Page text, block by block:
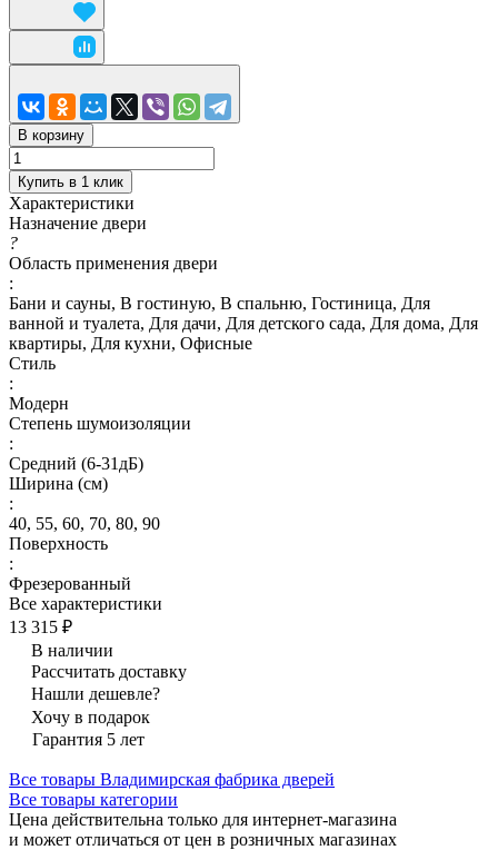
В корзину
Купить в 1 клик
Характеристики
Назначение двери
?
Область применения двери
:
Бани и сауны, В гостиную, В спальню, Гостиница, Для
ванной и туалета, Для дачи, Для детского сада, Для дома, Для
квартиры, Для кухни, Офисные
Стиль
:
Модерн
Степень шумоизоляции
:
Средний (6-31дБ)
Ширина (см)
:
40, 55, 60, 70, 80, 90
Поверхность
:
Фрезерованный
Все характеристики
13 315 ₽
В наличии
Рассчитать доставку
Нашли дешевле?
Хочу в подарок
Гарантия 5 лет
Все товары Владимирская фабрика дверей
Все товары категории
Цена действительна только для интернет-магазина
и может отличаться от цен в розничных магазинах